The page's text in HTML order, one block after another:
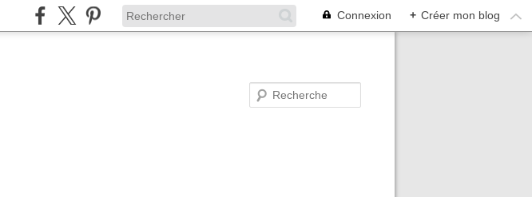
Connexion + Créer mon blog